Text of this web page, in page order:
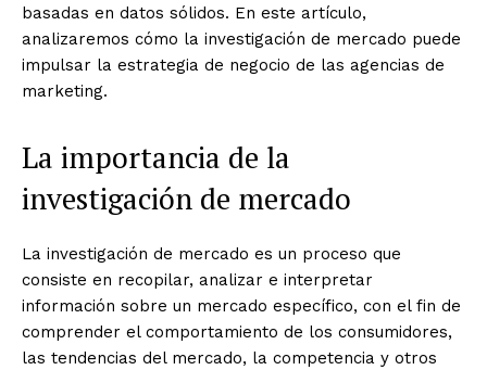
basadas en datos sólidos. En este artículo,
analizaremos cómo la investigación de mercado puede
impulsar la estrategia de negocio de las agencias de
marketing.
La importancia de la
investigación de mercado
La investigación de mercado es un proceso que
consiste en recopilar, analizar e interpretar
información sobre un mercado específico, con el fin de
comprender el comportamiento de los consumidores,
las tendencias del mercado, la competencia y otros